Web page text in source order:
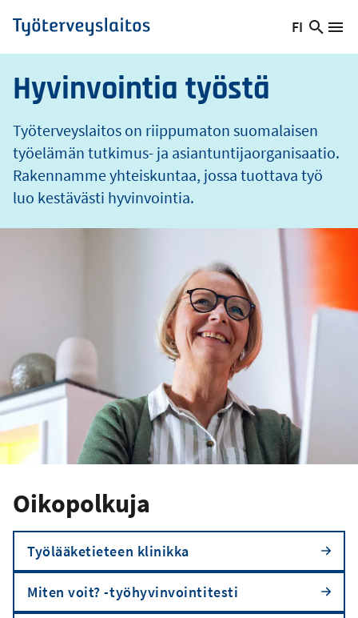
Hyppää
pääsisältöön
Työterveyslaitos
Vaihda
kieltä,
FI
Hae
o
s
Hyvinvointia työstä
Työterveyslaitos on riippumaton suomalaisen
työelämän tutkimus- ja asiantuntijaorganisaatio.
Rakennamme yhteiskuntaa, jossa tuottava työ
luo kestävästi hyvinvointia.
Oikopolkuja
Työlääketieteen klinikka
Miten voit? -työhyvinvointitesti